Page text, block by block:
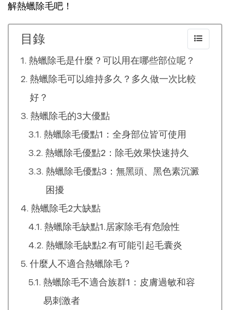
解熱蠟除毛吧！
目錄
熱蠟除毛是什麼？可以用在哪些部位呢？
熱蠟除毛可以維持多久？多久做一次比較
好？
熱蠟除毛的3大優點
熱蠟除毛優點1：全身部位皆可使用
熱蠟除毛優點2：除毛效果快速持久
熱蠟除毛優點3：無黑頭、黑色素沉澱
困擾
熱蠟除毛2大缺點
熱蠟除毛缺點1.居家除毛有危險性
熱蠟除毛缺點2.有可能引起毛囊炎
什麼人不適合熱蠟除毛？
熱蠟除毛不適合族群1：皮膚過敏和容
易刺激者